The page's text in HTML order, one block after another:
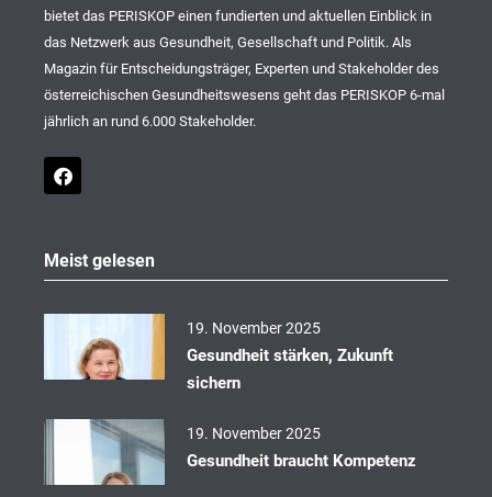
bietet das PERISKOP einen fundierten und aktuellen Einblick in
das Netzwerk aus Gesundheit, Gesellschaft und Politik. Als
Magazin für Entscheidungsträger, Experten und Stakeholder des
österreichischen Gesundheitswesens geht das PERISKOP 6-mal
jährlich an rund 6.000 Stakeholder.
F
a
o
o
Meist gelesen
19. November 2025
Gesundheit stärken, Zukunft
sichern
19. November 2025
Gesundheit braucht Kompetenz